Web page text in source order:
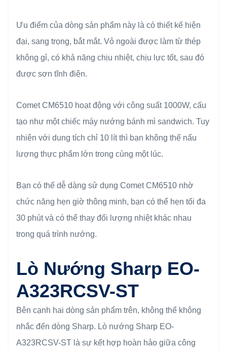
Ưu điểm của dòng sản phẩm này là có thiết kế hiện
đại, sang trọng, bắt mắt. Vỏ ngoài được làm từ thép
không gỉ, có khả năng chịu nhiệt, chịu lực tốt, sau đó
được sơn tĩnh điện.
Comet CM6510 hoạt động với công suất 1000W, cấu
tạo như một chiếc máy nướng bánh mì sandwich. Tuy
nhiên với dung tích chỉ 10 lít thì bạn không thể nấu
lượng thực phẩm lớn trong cùng một lúc.
Bạn có thể dễ dàng sử dụng Comet CM6510 nhờ
chức năng hẹn giờ thông minh, bạn có thể hẹn tối đa
30 phút và có thể thay đổi lượng nhiệt khác nhau
trong quá trình nướng.
Lò Nướng Sharp EO-
A323RCSV-ST
Bên cạnh hai dòng sản phẩm trên, không thể không
nhắc đến dòng Sharp. Lò nướng Sharp EO-
A323RCSV-ST là sự kết hợp hoàn hảo giữa công